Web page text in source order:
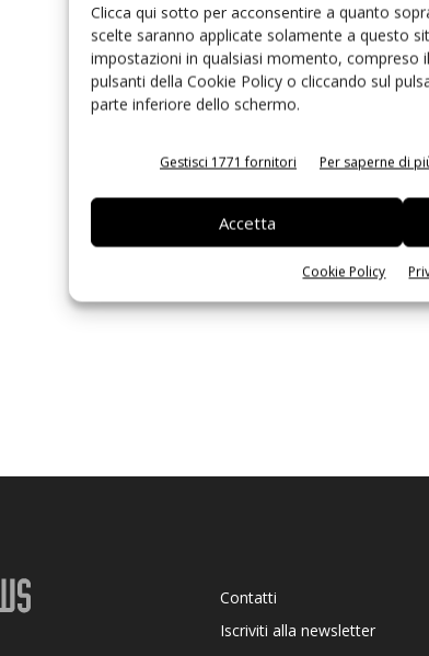
Clicca qui sotto per acconsentire a quanto
scelte saranno applicate solamente a questo
impostazioni in qualsiasi momento, compreso
pulsanti della Cookie Policy o cliccando sul
parte inferiore dello schermo.
Gestisci 1771 fornitori Per saperne di
Accetta
Cookie Policy
Contatti
Iscriviti alla newsletter